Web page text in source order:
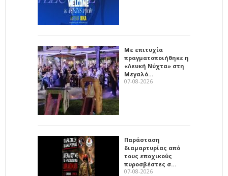
Με επιτυχία
πραγματοποιήθηκε η
«Λευκή Νύχτα» στη
Μεγαλό…
07-08-2026
Παράσταση
διαμαρτυρίας από
τους εποχικούς
πυροσβέστες σ…
07-08-2026